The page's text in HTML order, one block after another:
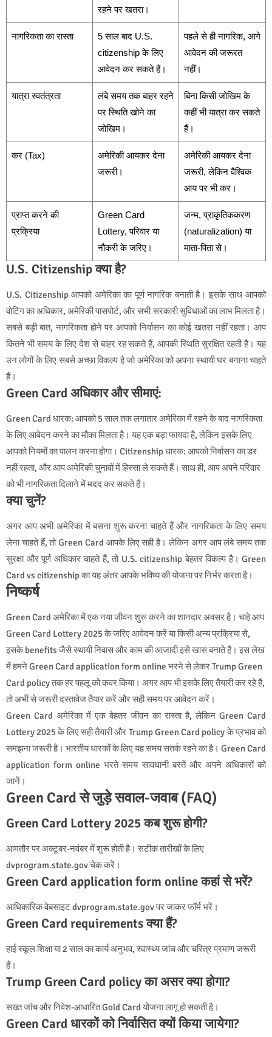
रहने पर खतरा।
नागरिकता का रास्ता
5 साल बाद U.S.
citizenship के लिए
आवेदन कर सकते हैं।
पहले से ही नागरिक, आगे
आवेदन की जरूरत
नहीं।
यात्रा स्वतंत्रता
लंबे समय तक बाहर रहने
पर स्थिति खोने का
जोखिम।
बिना किसी जोखिम के
कहीं भी यात्रा कर सकते
हैं।
कर (Tax)
अमेरिकी आयकर देना
जरूरी।
अमेरिकी आयकर देना
जरूरी, लेकिन वैश्विक
आय पर भी कर।
प्राप्त करने की
प्रक्रिया
Green Card
Lottery, परिवार या
नौकरी के जरिए।
जन्म, प्राकृतिककरण
(naturalization) या
माता-पिता से।
U.S. Citizenship क्या है?
U.S. Citizenship आपको अमेरिका का पूर्ण नागरिक बनाती है। इसके साथ आपको
वोटिंग का अधिकार, अमेरिकी पासपोर्ट, और सभी सरकारी सुविधाओं का लाभ मिलता है।
सबसे बड़ी बात, नागरिकता होने पर आपको निर्वासन का कोई खतरा नहीं रहता। आप
कितने भी समय के लिए देश से बाहर रह सकते हैं, आपकी स्थिति सुरक्षित रहती है। यह
उन लोगों के लिए सबसे अच्छा विकल्प है जो अमेरिका को अपना स्थायी घर बनाना चाहते
हैं।
Green Card अधिकार और सीमाएं:
Green Card धारक: आपको 5 साल तक लगातार अमेरिका में रहने के बाद नागरिकता
के लिए आवेदन करने का मौका मिलता है। यह एक बड़ा फायदा है, लेकिन इसके लिए
आपको नियमों का पालन करना होगा। Citizenship धारक: आपको निर्वासन का डर
नहीं रहता, और आप अमेरिकी चुनावों में हिस्सा ले सकते हैं। साथ ही, आप अपने परिवार
को भी नागरिकता दिलाने में मदद कर सकते हैं।
क्या चुनें?
अगर आप अभी अमेरिका में बसना शुरू करना चाहते हैं और नागरिकता के लिए समय
लेना चाहते हैं, तो Green Card आपके लिए सही है। लेकिन अगर आप लंबे समय तक
सुरक्षा और पूर्ण अधिकार चाहते हैं, तो U.S. citizenship बेहतर विकल्प है। Green
Card vs citizenship का यह अंतर आपके भविष्य की योजना पर निर्भर करता है।
निष्कर्ष
Green Card अमेरिका में एक नया जीवन शुरू करने का शानदार अवसर है। चाहे आप
Green Card Lottery 2025 के जरिए आवेदन करें या किसी अन्य प्रक्रिया से,
इसके benefits जैसे स्थायी निवास और काम की आजादी इसे खास बनाते हैं। इस लेख
में हमने Green Card application form online भरने से लेकर Trump Green
Card policy तक हर पहलू को कवर किया। अगर आप भी इसके लिए तैयारी कर रहे हैं,
तो अभी से जरूरी दस्तावेज तैयार करें और सही समय पर आवेदन करें।
Green Card अमेरिका में एक बेहतर जीवन का रास्ता है, लेकिन Green Card
Lottery 2025 के लिए सही तैयारी और Trump Green Card policy के प्रभाव को
समझना जरूरी है। भारतीय धारकों के लिए यह समय सतर्क रहने का है। Green Card
application form online भरते समय सावधानी बरतें और अपने अधिकारों को
जानें।
Green Card से जुड़े सवाल-जवाब (FAQ)
Green Card Lottery 2025 कब शुरू होगी?
आमतौर पर अक्टूबर-नवंबर में शुरू होती है। सटीक तारीखों के लिए
dvprogram.state.gov चेक करें।
Green Card application form online कहां से भरें?
आधिकारिक वेबसाइट dvprogram.state.gov पर जाकर फॉर्म भरें।
Green Card requirements क्या हैं?
हाई स्कूल शिक्षा या 2 साल का कार्य अनुभव, स्वास्थ्य जांच और चरित्र प्रमाण जरूरी
हैं।
Trump Green Card policy का असर क्या होगा?
सख्त जांच और निवेश-आधारित Gold Card योजना लागू हो सकती है।
Green Card धारकों को निर्वासित क्यों किया जायेगा?